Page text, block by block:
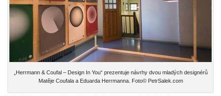
„Herrmann & Coufal – Design In You“ prezentuje návrhy dvou mladých designérů
Matěje Coufala a Eduarda Herrmanna. Foto© PetrSalek.com